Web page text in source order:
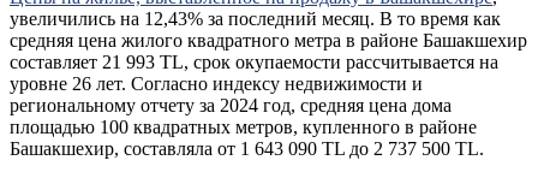
увеличились на 12,43% за последний месяц. В то время как
средняя цена жилого квадратного метра в районе Башакшехир
составляет 21 993 TL, срок окупаемости рассчитывается на
уровне 26 лет. Согласно индексу недвижимости и
региональному отчету за 2024 год, средняя цена дома
площадью 100 квадратных метров, купленного в районе
Башакшехир, составляла от 1 643 090 TL до 2 737 500 TL.